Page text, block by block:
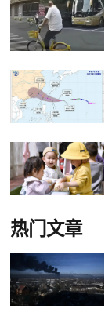
热门文章